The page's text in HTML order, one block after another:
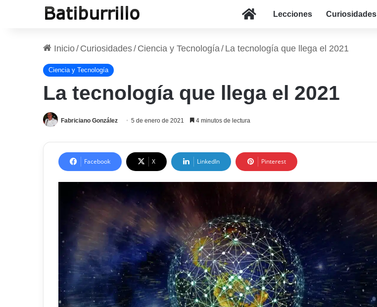
InicioLecciones Curiosidades
Inicio/ Curiosidades/ Ciencia y Tecnología/ La tecnología que llega el 2021
Ciencia y Tecnología
La tecnología que llega el 2021
Fabriciano González 5 de enero de 2021 4 minutos de lectura
Facebook X LinkedIn Pinterest